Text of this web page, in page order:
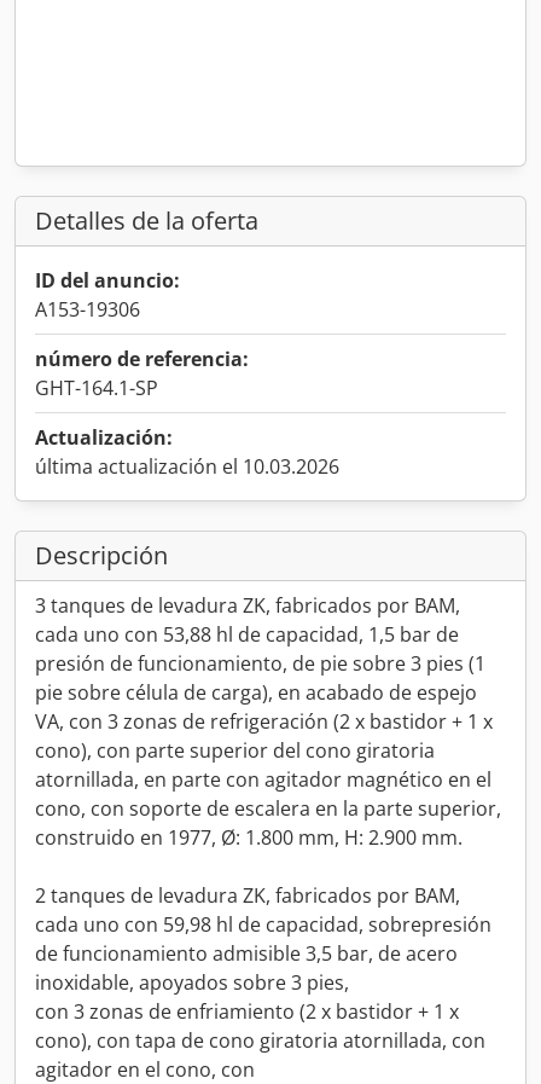
Detalles de la oferta
ID del anuncio:
A153-19306
número de referencia:
GHT-164.1-SP
Actualización:
última actualización el 10.03.2026
Descripción
3 tanques de levadura ZK, fabricados por BAM,
cada uno con 53,88 hl de capacidad, 1,5 bar de
presión de funcionamiento, de pie sobre 3 pies (1
pie sobre célula de carga), en acabado de espejo
VA, con 3 zonas de refrigeración (2 x bastidor + 1 x
cono), con parte superior del cono giratoria
atornillada, en parte con agitador magnético en el
cono, con soporte de escalera en la parte superior,
construido en 1977, Ø: 1.800 mm, H: 2.900 mm.
2 tanques de levadura ZK, fabricados por BAM,
cada uno con 59,98 hl de capacidad, sobrepresión
de funcionamiento admisible 3,5 bar, de acero
inoxidable, apoyados sobre 3 pies,
con 3 zonas de enfriamiento (2 x bastidor + 1 x
cono), con tapa de cono giratoria atornillada, con
agitador en el cono, con